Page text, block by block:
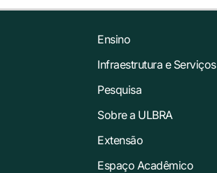
Ensino
Infraestrutura e Serviços
Pesquisa
Sobre a ULBRA
Extensão
Espaço Acadêmico